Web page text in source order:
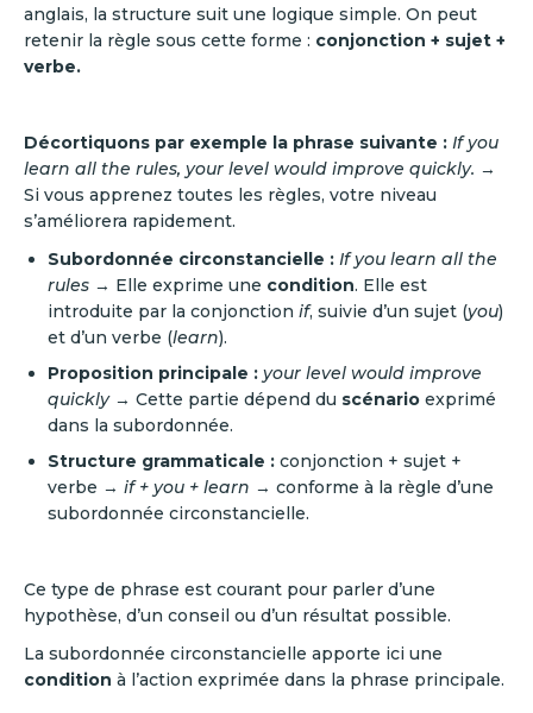
anglais, la structure suit une logique simple. On peut
retenir la règle sous cette forme : conjonction + sujet +
verbe.
Décortiquons par exemple la phrase suivante : If you
learn all the rules, your level would improve quickly. →
Si vous apprenez toutes les règles, votre niveau
s’améliorera rapidement.
Subordonnée circonstancielle : If you learn all the
rules → Elle exprime une condition. Elle est
introduite par la conjonction if, suivie d’un sujet (you)
et d’un verbe (learn).
Proposition principale : your level would improve
quickly→ Cette partie dépend du scénario exprimé
dans la subordonnée.
Structure grammaticale : conjonction + sujet +
verbe → if + you + learn → conforme à la règle d’une
subordonnée circonstancielle.
Ce type de phrase est courant pour parler d’une
hypothèse, d’un conseil ou d’un résultat possible.
La subordonnée circonstancielle apporte ici une
condition à l’action exprimée dans la phrase principale.